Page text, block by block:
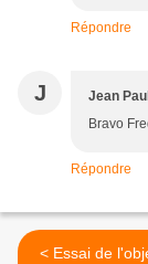
Répondre
J Jean
Bravo
Répondre
< Essai de l'objectif sigma